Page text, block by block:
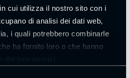
cui utilizza il nostro sito con i
di analisi dei dati web,
i quali potrebbero combinarle
ha fornito loro o che hanno
dei loro servizi.
nei moduli di richiesta
facoltativo. Tuttavia, in mancanza di
con l’asterisco come
non potrà essere erogato